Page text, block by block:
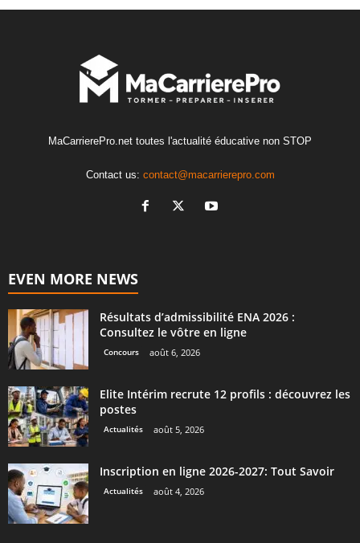
MaCarrierePro.net toutes l'actualité éducative non STOP
Contact us: contact@macarrierepro.com
EVEN MORE NEWS
Résultats d’admissibilité ENA 2026 :
Consultez le vôtre en ligne
Concours août 6, 2026
Elite Intérim recrute 12 profils : découvrez les
postes
Actualités août 5, 2026
Inscription en ligne 2026-2027: Tout Savoir
Actualités août 4, 2026